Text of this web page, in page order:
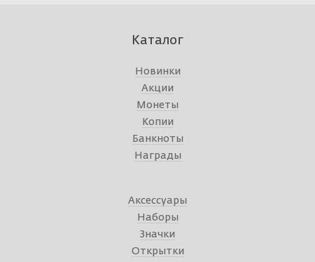
Каталог
Новинки
Акции
Монеты
Копии
Банкноты
Награды
Аксессуары
Наборы
Значки
Открытки